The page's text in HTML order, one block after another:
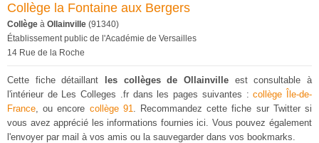
Collège la Fontaine aux Bergers
Collège à Ollainville (91340)
Établissement public de l'Académie de Versailles
14 Rue de la Roche
Cette fiche détaillant les collèges de Ollainville est consultable à
l'intérieur de Les Colleges .fr dans les pages suivantes :collège Île-de-
France, ou encore collège 91. Recommandez cette fiche sur Twitter si
vous avez apprécié les informations fournies ici. Vous pouvez également
l'envoyer par mail à vos amis ou la sauvegarder dans vos bookmarks.